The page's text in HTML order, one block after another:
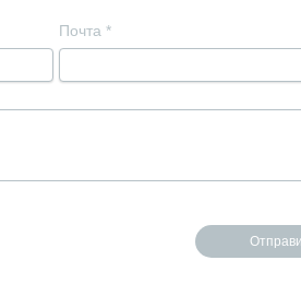
Почта *